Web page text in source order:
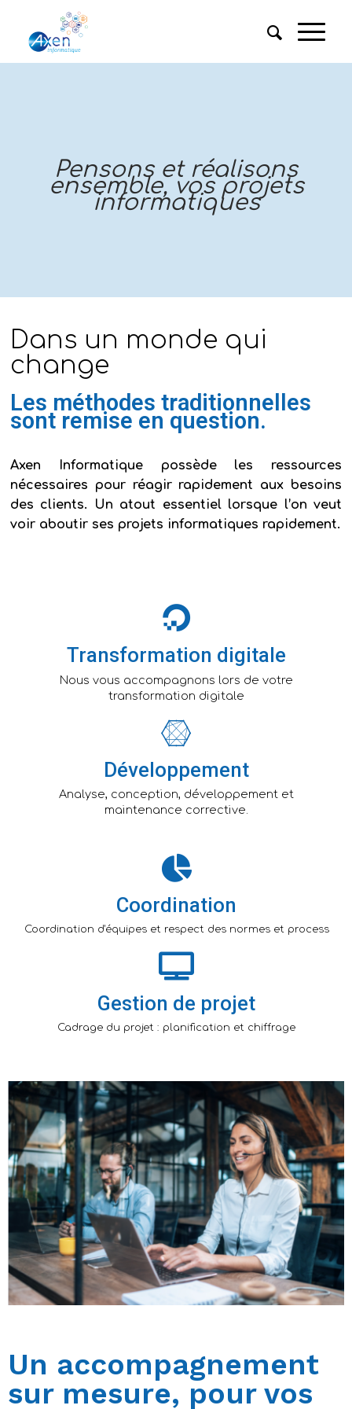
Pensons et réalisons
ensemble, vos projets
informatiques
Dans un monde qui
change
Les méthodes traditionnelles
sont remise en question.
Axen Informatique possède les ressources
nécessaires pour réagir rapidement aux besoins
des clients. Un atout essentiel lorsque l’on veut
voir aboutir ses projets informatiques rapidement.
Transformation digitale
Nous vous accompagnons lors de votre
transformation digitale
Développement
Analyse, conception, développement et
maintenance corrective.
Coordination
Coordination d'équipes et respect des normes et process
Gestion de projet
Cadrage du projet : planification et chiffrage
Un accompagnement
sur mesure, pour vos